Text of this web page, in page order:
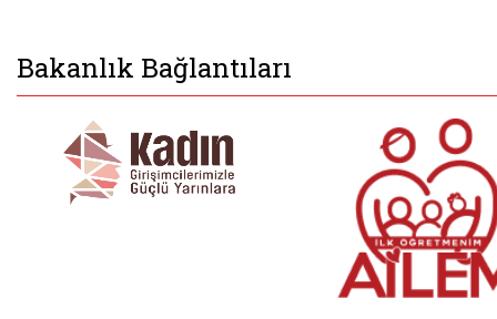
Bakanlık Bağlantıları